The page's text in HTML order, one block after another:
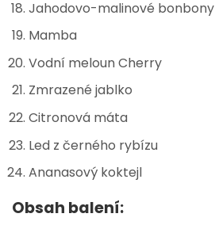
Jahodovo-malinové bonbony
Mamba
Vodní meloun Cherry
Zmrazené jablko
Citronová máta
Led z černého rybízu
Ananasový koktejl
Obsah balení: